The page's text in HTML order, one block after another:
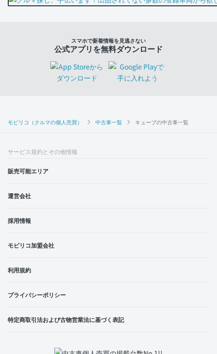
モビリコ（クルマの個人売買） 中古車一覧 キューブの中古車一覧
スマホで新着情報を見逃さない
公式アプリを無料ダウンロード
サービス規約とその他情報
販売可能エリア
運営会社
採用情報
モビリコ加盟会社
利用規約
プライバシーポリシー
特定商取引法および古物営業法に基づく表記